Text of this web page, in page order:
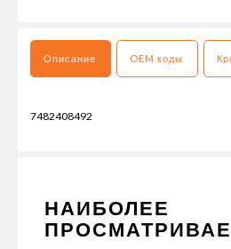
Описание OEM коды
7482408492
НАИБОЛЕЕ